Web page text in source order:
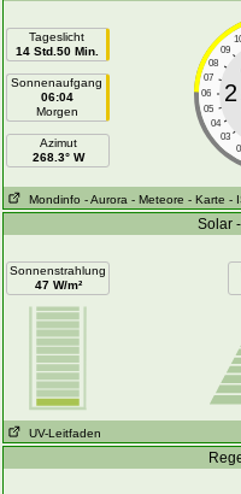
Tageslicht
14 Std.50 Min.
Sonnenaufgang
06:04
Morgen
Azimut
268.3° W
09
08
07
06
05
04
03
2
Mondinfo - Aurora - Meteore - Karte -
Solar
Sonnenstrahlung
47 W/m²
UV-Leitfaden